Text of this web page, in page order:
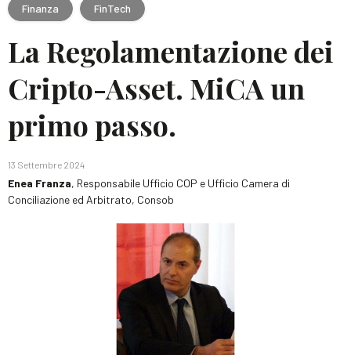
Finanza FinTech
La Regolamentazione dei
Cripto-Asset. MiCA un
primo passo.
13 Settembre 2024
Enea Franza, Responsabile Ufficio COP e Ufficio Camera di
Conciliazione ed Arbitrato, Consob